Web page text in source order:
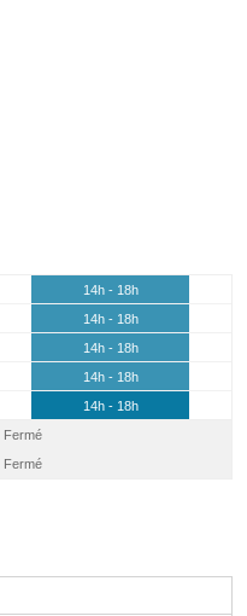
14h - 18h
14h - 18h
14h - 18h
14h - 18h
14h - 18h
Fermé
Fermé